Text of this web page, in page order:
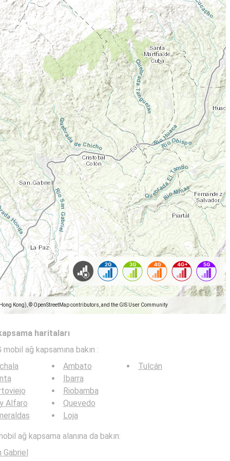
Kong), © OpenStreetMap contributors, and the GIS User Community
haritaları
ağ kapsamına bakın :
Alfaro
Ambato
Ibarra
Riobamba
Quevedo
Loja
Tulcán
ağ kapsama alanına da bakın:
Gabriel